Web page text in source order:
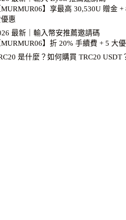
MURMUR06】享最高 30,530U 贈金 +
惠
最新｜輸入幣安推薦邀請碼
MURMUR06】折 20% 手續費 + 5 大
是什麼？如何購買 TRC20 USDT